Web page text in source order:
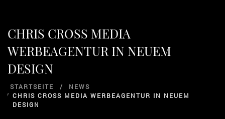
CHRIS CROSS MEDIA
WERBEAGENTUR IN NEUEM
DESIGN
STARTSEITE
NEWS
CHRIS CROSS MEDIA WERBEAGENTUR IN NEUEM
DESIGN